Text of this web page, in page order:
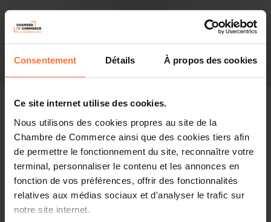
Consentement Détails À propos des cookies
Ce site internet utilise des cookies.
Nous utilisons des cookies propres au site de la
Chambre de Commerce ainsi que des cookies tiers afin
de permettre le fonctionnement du site, reconnaître votre
terminal, personnaliser le contenu et les annonces en
fonction de vos préférences, offrir des fonctionnalités
relatives aux médias sociaux et d'analyser le trafic sur
notre site internet.